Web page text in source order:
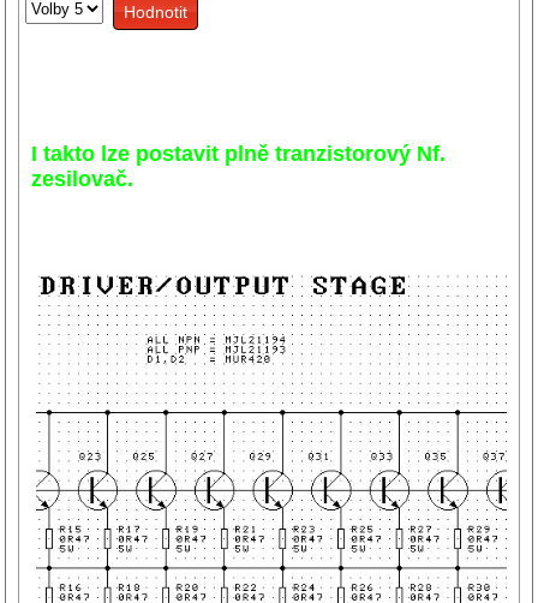
prosím
I takto lze postavit plně tranzistorový Nf.
zesilovač.